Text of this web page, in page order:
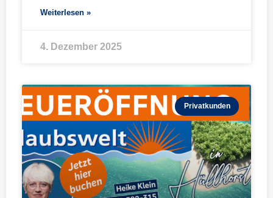
Weiterlesen »
4. Dezember 2025
Privatkunden